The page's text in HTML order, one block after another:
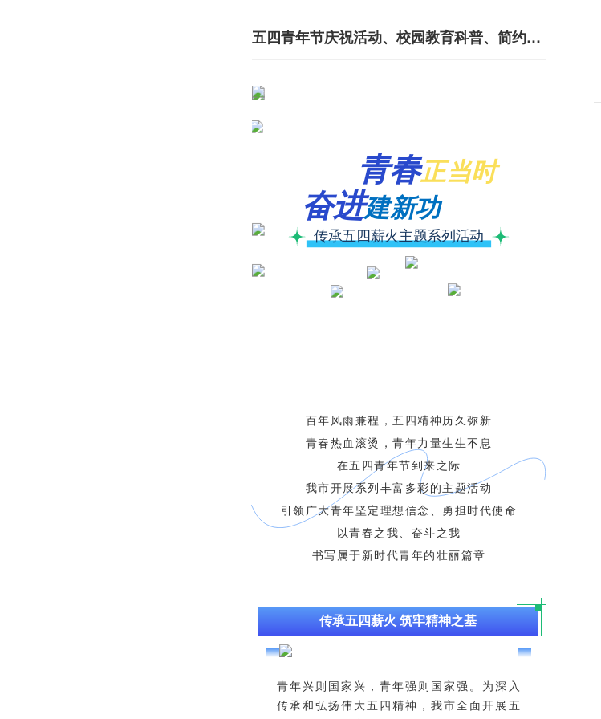
五四青年节庆祝活动、校园教育科普、简约商务通用、蓝色模板
传承五四薪火主题系列活动
奋进建新功
青春正当时
百年风雨兼程，五四精神历久弥新
青春热血滚烫，青年力量生生不息
在五四青年节到来之际
我市开展系列丰富多彩的主题活动
引领广大青年坚定理想信念、勇担时代使命
以青春之我、奋斗之我
书写属于新时代青年的壮丽篇章
传承五四薪火 筑牢精神之基
青年兴则国家兴，青年强则国家强。为深入
传承和弘扬伟大五四精神，我市全面开展五